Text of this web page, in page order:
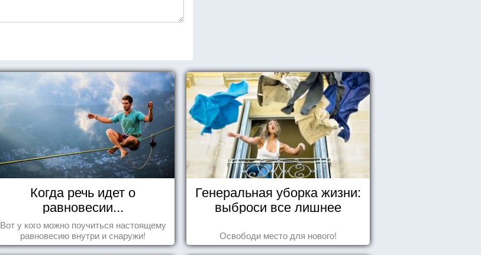
Когда речь идет о
равновесии...
Вот у кого можно поучиться настоящему
равновесию внутри и снаружи!
Генеральная уборка жизни:
выброси все лишнее
Освободи место для нового!